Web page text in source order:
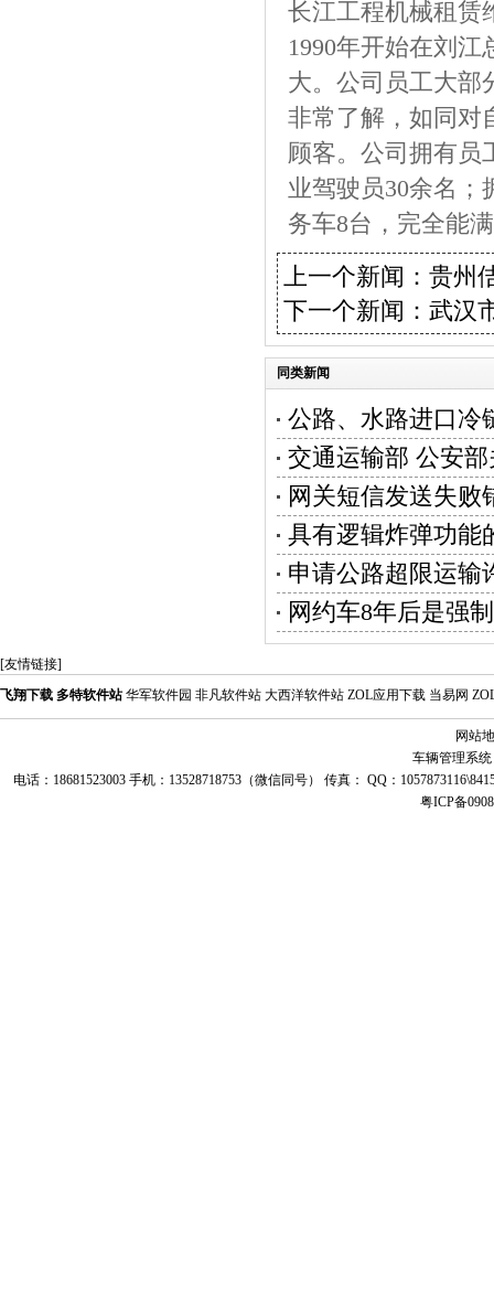
长江工程机械租赁
1990年开始在刘
大。公司员工大部
非常了解，如同对
顾客。公司拥有员
业驾驶员30余名
务车8台，完全能
上一个新闻： 贵州
下一个新闻： 武汉
同类新闻
公路、水路进口冷
交通运输部 公安
网关短信发送失败
具有逻辑炸弹功能
申请公路超限运输
网约车8年后是强
[友情链接]
飞翔下载 多特软件站 华军软件园 非凡软件站 大西洋软件站 ZOL应用下载 当易网
网站
车辆管理系统
电话：18681523003 手机：13528718753（微信同号） 传真： QQ：
粤ICP备